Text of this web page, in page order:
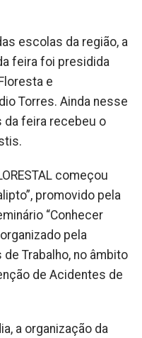
escolas da região, a
feira foi presidida
e
Torres. Ainda nesse
da feira recebeu o
começou
promovido pela
“Conhecer
pela
Trabalho, no âmbito
de Acidentes de
a organização da